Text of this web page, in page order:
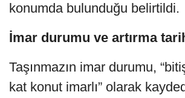
konumda bulunduğu belirtildi.
İmar durumu ve artırma
Taşınmazın imar durumu,
kat konut imarlı” olarak